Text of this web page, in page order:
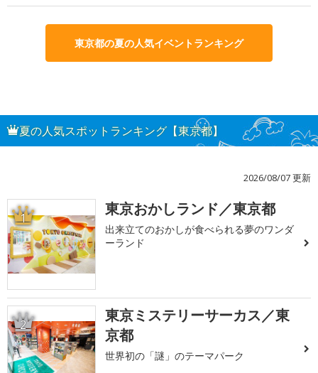
東京都の夏の人気イベントランキング
夏の人気スポットランキング【東京都】
2026/08/07 更新
1 東京おかしランド／東京都
出来立てのおかしが食べられる夢のワンダ
ーランド
2
東京ミステリーサーカス／東
京都
世界初の「謎」のテーマパーク